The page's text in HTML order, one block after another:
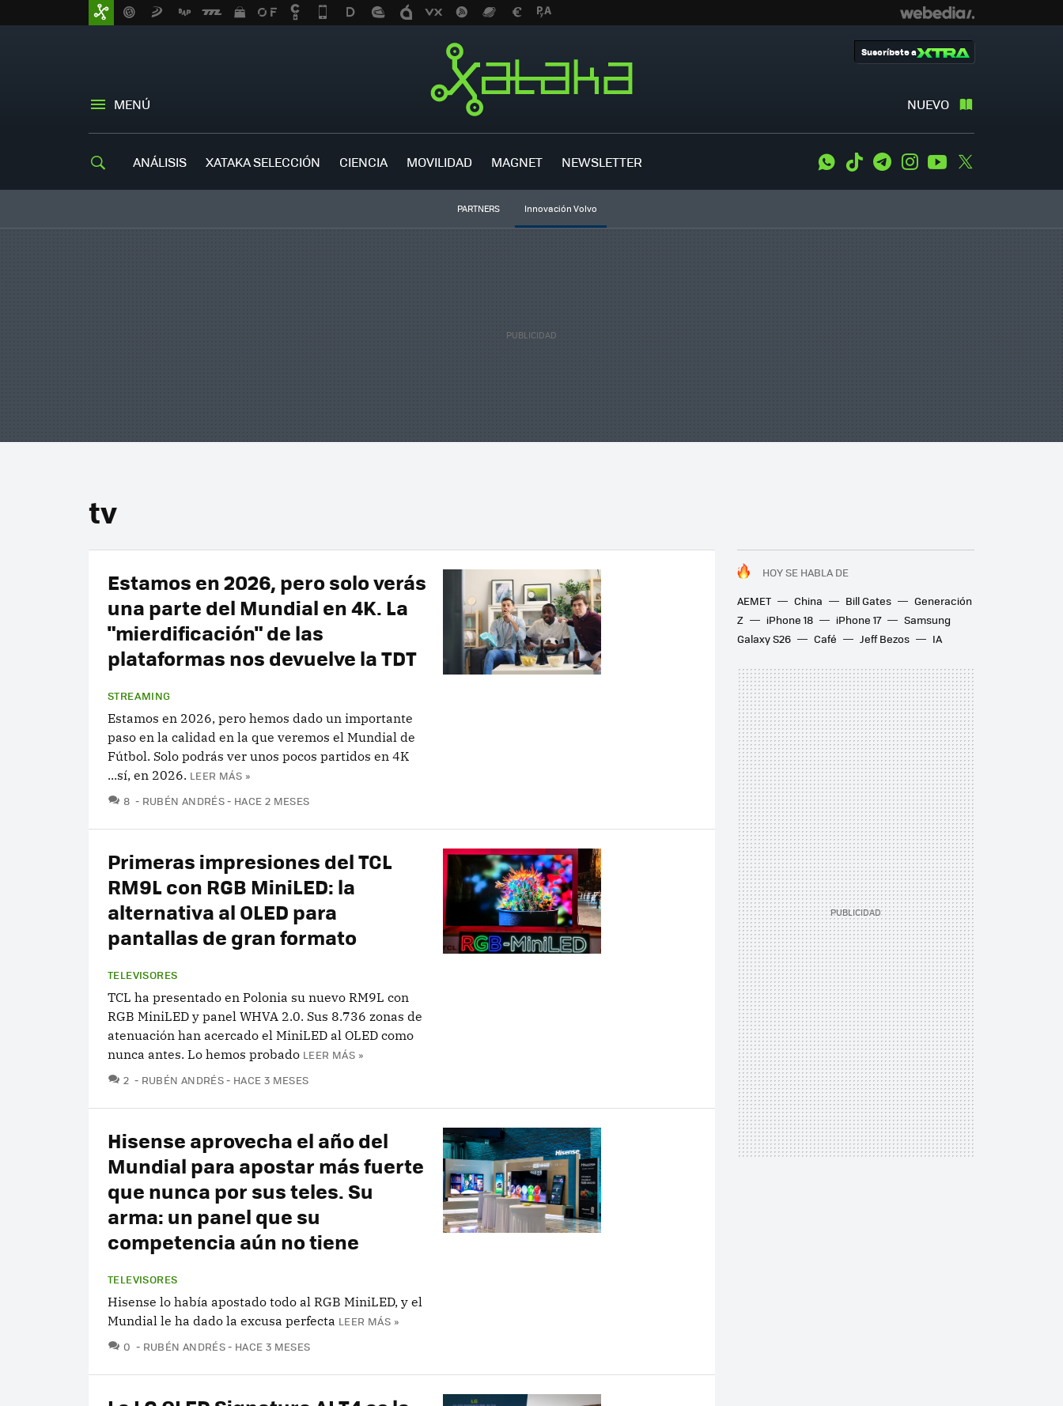
MENÚ NUEVO
Suscríbete a
ANÁLISIS XATAKA SELECCIÓN CIENCIA MOVILIDAD MAGNET NEWSLETTER WhatsApp
Tiktok TelegramInstagramYoutube
PARTNERS Innovación Volvo
tv
HOY SE HABLA DE
AEMET
China Bill Gates
Generación
Z
iPhone 18 iPhone 17
Samsung
Galaxy S26
Café Jeff Bezos IA
Estamos en 2026, pero solo verás
una parte del Mundial en 4K. La
"mierdificación" de las
plataformas nos devuelve la TDT
STREAMING
Estamos en 2026, pero hemos dado un importante
paso en la calidad en la que veremos el Mundial de
Fútbol. Solo podrás ver unos pocos partidos en 4K
...sí, en 2026. LEER MÁS »
8 COMENTARIOS
RUBÉN ANDRÉS HACE 2 MESES
Primeras impresiones del TCL
RM9L con RGB MiniLED: la
alternativa al OLED para
pantallas de gran formato
TELEVISORES
TCL ha presentado en Polonia su nuevo RM9L con
RGB MiniLED y panel WHVA 2.0. Sus 8.736 zonas de
atenuación han acercado el MiniLED al OLED como
nunca antes. Lo hemos probado LEER MÁS »
2 COMENTARIOS
RUBÉN ANDRÉS HACE 3 MESES
Hisense aprovecha el año del
Mundial para apostar más fuerte
que nunca por sus teles. Su
arma: un panel que su
competencia aún no tiene
TELEVISORES
Hisense lo había apostado todo al RGB MiniLED, y el
Mundial le ha dado la excusa perfecta LEER MÁS »
0 COMENTARIOS
RUBÉN ANDRÉS HACE 3 MESES